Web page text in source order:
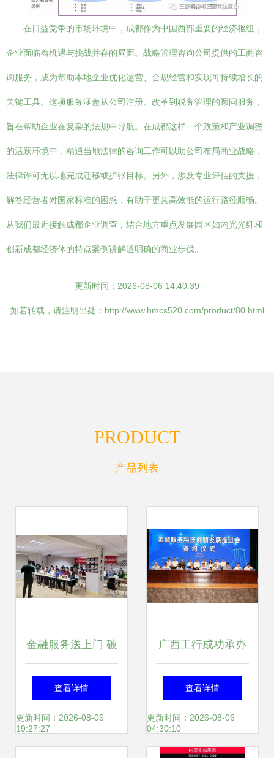
在日益竞争的市场环境中，成都作为中国西部重要的经济枢纽，
企业面临着机遇与挑战并存的局面。战略管理咨询公司提供的工商咨
询服务，成为帮助本地企业优化运营、合规经营和实现可持续增长的
关键工具。这项服务涵盖从公司注册、改革到税务管理的顾问服务，
旨在帮助企业在复杂的法规中导航。在成都这样一个政策和产业调整
的活跃环境中，精通当地法律的咨询工作可以助公司布局商业战略，
法律许可无误地完成迁移或扩张目标。另外，涉及专业评估的支援，
解答经营者对国家标准的困惑，有助于更其高效能的运行路径顺畅。
从我们最近接触成都企业调查，结合地方重点发展园区如内光光纤和
创新成都经济体的特点案例讲解道明确的商业步伐。
更新时间：2026-08-06 14:40:39
如若转载，请注明出处：http://www.hmcs520.com/product/80.html
PRODUCT
产品列表
金融服务送上门 破
解小微融资难 海口
市工商联小微企业
查看详情
更新时间：2026-08-06
19:27:27
广西工行成功承办
金融服务科技创新
发展推进会 工商咨
询赋能区域创新生
查看详情
更新时间：2026-08-06
04:30:10